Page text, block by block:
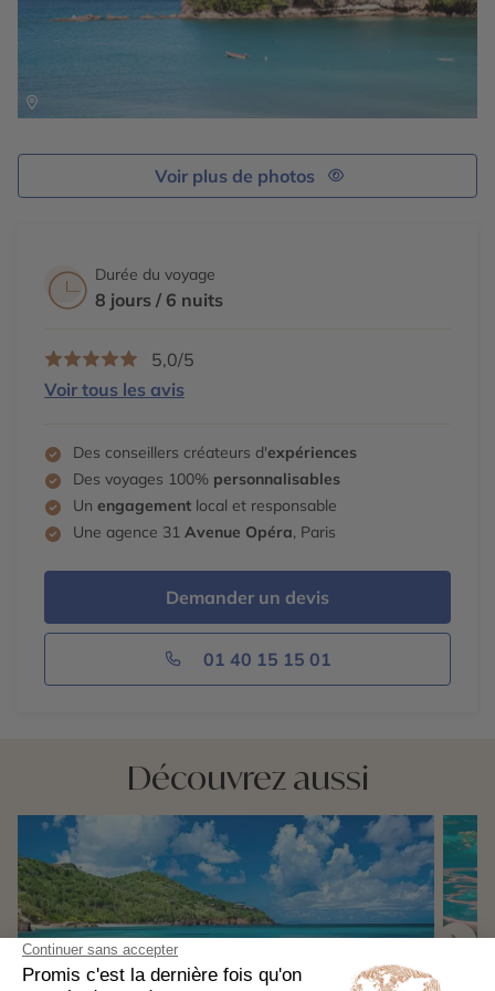
● Sortie d’observation des dauphins et des baleines.
d’apercevoir ces géants paisibles en liberté. Retour à
et contemplation.
l’ascension des trois Pitons de l’île, un défi à relever
Voir plus de photos
Durée du voyage
8 jours / 6 nuits
5,0/5
Voir tous les avis
Des conseillers créateurs d'expériences
Des voyages 100% personnalisables
Un engagement local et responsable
Une agence 31 Avenue Opéra, Paris
Demander un devis
01 40 15 15 01
Découvrez aussi